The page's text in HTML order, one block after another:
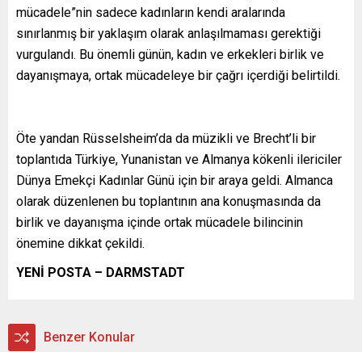
mücadele”nin sadece kadınların kendi aralarında
sınırlanmış bir yaklaşım olarak anlaşılmaması gerektiği
vurgulandı. Bu önemli günün, kadın ve erkekleri birlik ve
dayanışmaya, ortak mücadeleye bir çağrı içerdiği belirtildi.
Öte yandan Rüsselsheim’da da müzikli ve Brecht’li bir
toplantıda Türkiye, Yunanistan ve Almanya kökenli ilericiler
Dünya Emekçi Kadınlar Günü için bir araya geldi. Almanca
olarak düzenlenen bu toplantının ana konuşmasında da
birlik ve dayanışma içinde ortak mücadele bilincinin
önemine dikkat çekildi.
YENİ POSTA – DARMSTADT
Benzer Konular